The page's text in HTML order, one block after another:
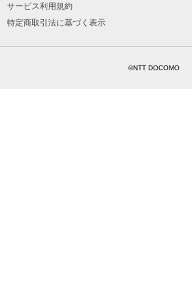
サービス利用規約
特定商取引法に基づく表示
©NTT DOCOMO